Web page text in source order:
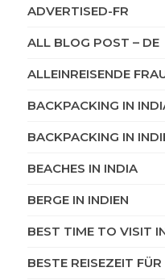
ADVERTISED-FR
ALL BLOG POST – DE
ALLEINREISENDE
BACKPACKING IN
BACKPACKING IN
BEACHES IN INDIA
BERGE IN INDIEN
BEST TIME TO VISIT
BESTE REISEZEIT FÜR